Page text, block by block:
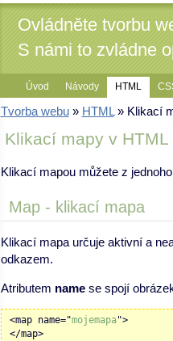
Ovládněte tvorbu
S námi to zvládne
Úvod Návody HTML
Tvorba webu» HTML» Klikací
Klikací mapy v HTML
Klikací mapou můžete z
Map - klikací mapa
Klikací mapa určuje aktivní a
odkazem.
Atributem namese spojí
<map name="mojemapa">
</map>